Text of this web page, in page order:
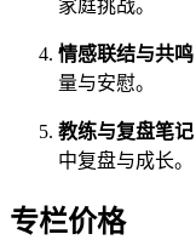
家庭挑战。
情感联结与共鸣
量与安慰。
教练与复盘笔记
中复盘与成长。
专栏价格